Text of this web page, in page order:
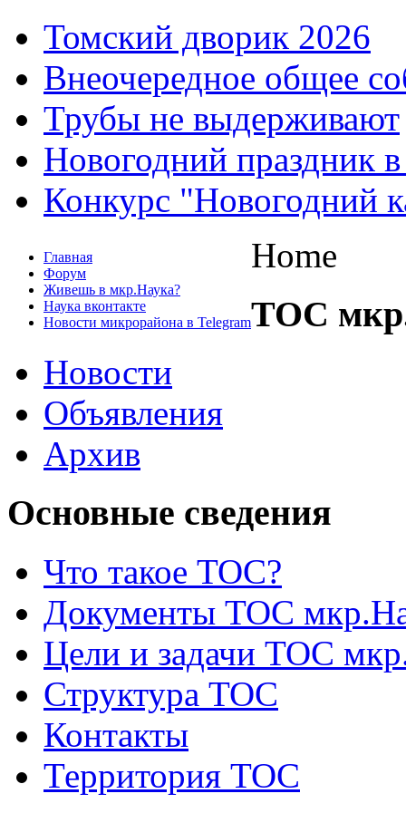
Томский дворик 2026
Внеочередное общее
Трубы не выдерживают
Новогодний праздник
Конкурс "Новогодний
Главная
Форум
Живешь в мкр.Наука?
Наука вконтакте
Новости микрорайона в Telegram
Home
ТОС
Новости
Объявления
Архив
Основные сведения
Что такое ТОС?
Документы ТОС
Цели и задачи ТОС
Структура ТОС
Контакты
Территория ТОС